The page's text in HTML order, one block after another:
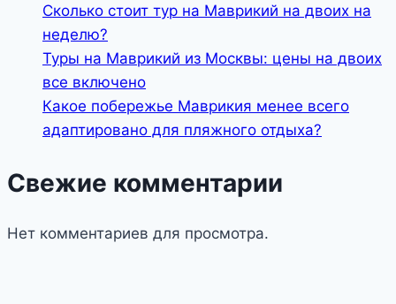
Сколько стоит тур на Маврикий на двоих на
неделю?
Туры на Маврикий из Москвы: цены на двоих
все включено
Какое побережье Маврикия менее всего
адаптировано для пляжного отдыха?
Свежие комментарии
Нет комментариев для просмотра.